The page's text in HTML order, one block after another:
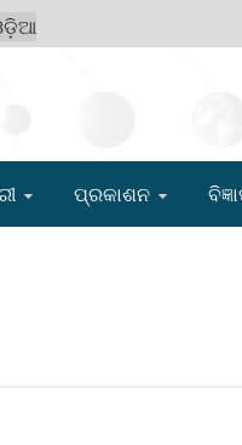
ପ୍ରକାଶନ